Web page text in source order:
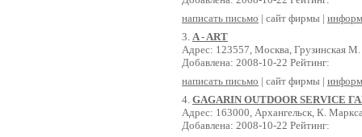
написать письмо | сайт фирмы |
3. A - ART
Адрес: 123557, Москва, Грузинская М.
Добавлена: 2008-10-22 Рейтинг:
написать письмо | сайт фирмы |
4. GAGARIN OUTDOOR
Адрес: 163000, Архангельск, К.
Добавлена: 2008-10-22 Рейтинг: